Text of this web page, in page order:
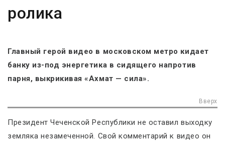
ролика
Главный герой видео в московском метро кидает
банку из-под энергетика в сидящего напротив
парня, выкрикивая «Ахмат — сила».
Вверх
Президент Чеченской Республики не оставил выходку
земляка незамеченной. Свой комментарий к видео он